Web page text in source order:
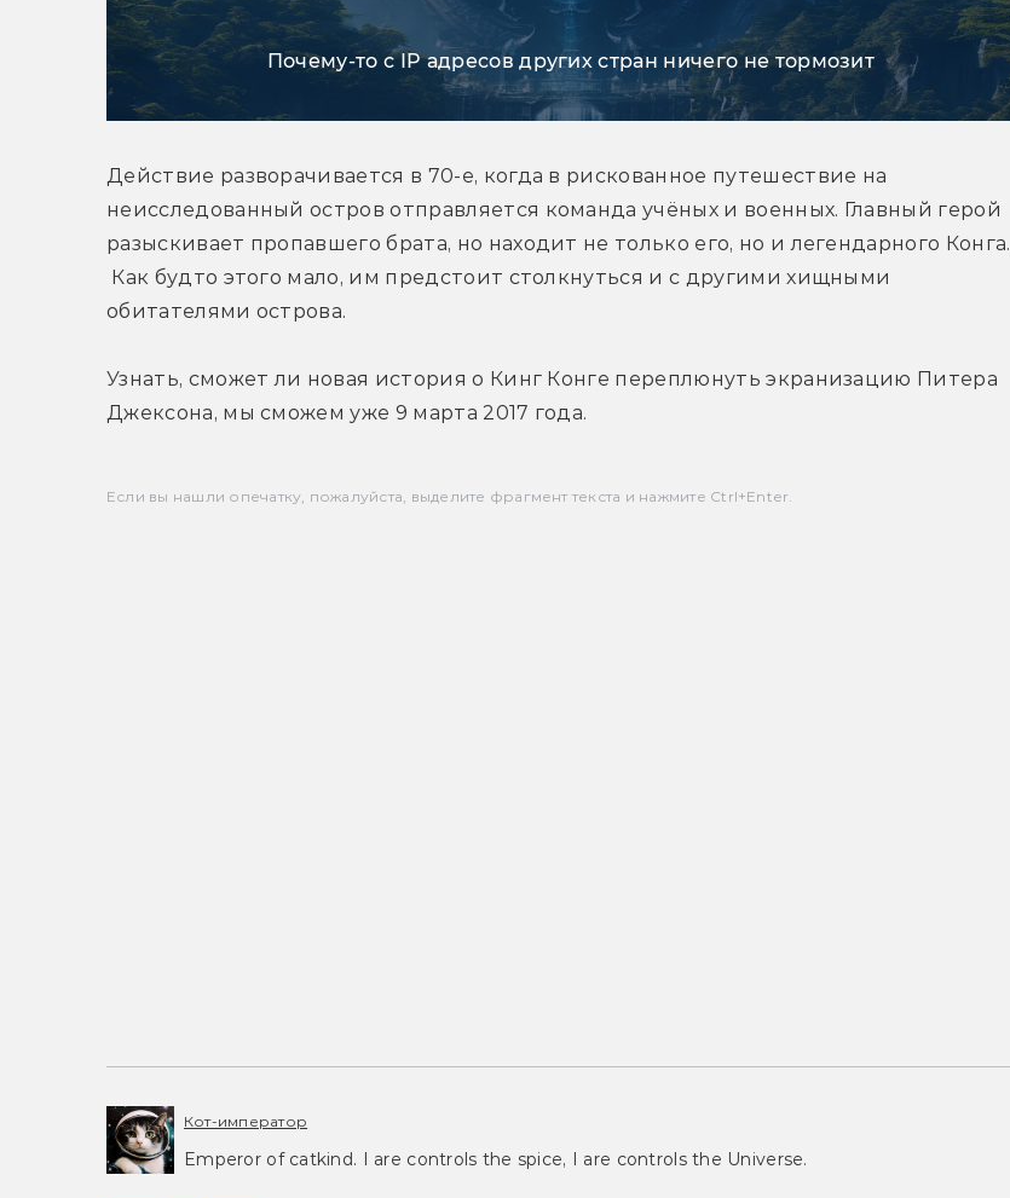
Почему-то с IP адресов других стран ничего не тормозит
Действие разворачивается в 70-е, когда в рискованное путешествие на
неисследованный остров отправляется команда учёных и военных. Главный герой
разыскивает пропавшего брата, но находит не только его, но и легендарного Конга.
Как будто этого мало, им предстоит столкнуться и с другими хищными
обитателями острова.
Узнать, сможет ли новая история о Кинг Конге переплюнуть экранизацию Питера
Джексона, мы сможем уже 9 марта 2017 года.
Если вы нашли опечатку, пожалуйста, выделите фрагмент текста и нажмите Ctrl+Enter.
Кот-император
Emperor of catkind. I are controls the spice, I are controls the Universe.